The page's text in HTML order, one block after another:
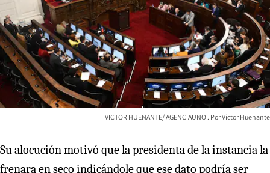
VICTOR HUENANTE/ AGENCIAUNO Victor Huenante
Su alocución motivó que la presidenta de la instancia la
frenara en seco indicándole que ese dato podría ser